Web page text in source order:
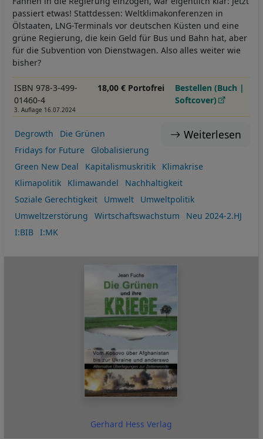
passiert etwas! Stattdessen: Weltklimakonferenzen in
Ölstaaten, LNG-Terminals vor deutschen Küsten und eine
grüne Regierung, die kein Geld für Bus und Bahn hat, aber
für die Subvention von Dienstwagen. Also alles weiter wie
bisher?
ISBN 978-3-499-
01460-4
3. Auflage 16.07.2024
18,00 € Portofrei
Bestellen (Buch |
Softcover)
Weiterlesen
Degrowth
Die Grünen
Fridays for Future
Globalisierung
Green New Deal
Kapitalismuskritik
Klimakrise
Klimapolitik
Klimawandel
Nachhaltigkeit
Soziale Gerechtigkeit
Umwelt
Umweltpolitik
Umweltzerstörung
Wirtschaftswachstum
Neu 2024-2.HJ
I:BIB
I:MK
Gerhard Hess Verlag